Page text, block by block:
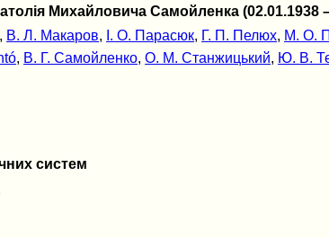
Михайловича Самойленка (02.01.1938
, В. Л. Макаров, І. О. Парасюк, Г. П. Пелюх, М. О.
, В. Г. Самойленко,О. М. Станжицький, Ю. В.
систем